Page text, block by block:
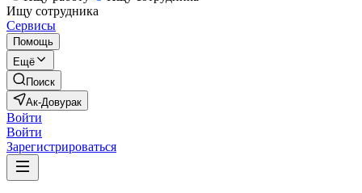
Ищу сотрудника
Сервисы
Помощь
Ещё
Поиск
Ак-Довурак
Войти
Войти
Зарегистрироваться